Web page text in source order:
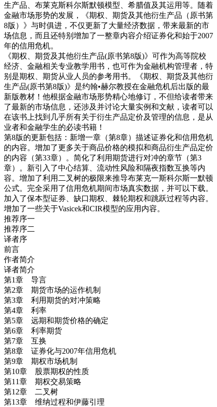
生产品、布莱克斯科尔斯默顿模型、希腊值及其运用等。随着
金融市场形势的发展，《期权、期货及其他衍生产品（原书第
8版）》与时俱进，不仅更新了大量经济数据，带来最新的市
场信息，而且还特别增加了一整章内容介绍证券化和始于2007
年的信用危机。
《期权、期货及其他衍生产品(原书第8版)》可作为高等院校
经济、金融相关专业教学用书，也可作为金融机构管理者，特
别是期权、期货从业人员的参考用书。《期权、期货及其他衍
生产品(原书第8版)》是约翰•赫尔教授在金融危机后出版的最
新版教材！他根据金融市场形势精心地修订，不但给读者带来
了最新的市场信息，还涉及并讨论大量实例和文献，读者可以
在该书上找到几乎所有关于衍生产品定价及管理的信息，是从
业者和金融学生的必读书籍！
第8版的更新包括：新增一章（第8章）描述证券化和信用危机
的内容。增加了更多关于商品价格的模拟和商品衍生产品定价
的内容（第33章）。简化了利用期货进行对冲的章节（第3
章）。新引入了中心结算、流动性风险和隔夜指数互换等内
容。增加了利用二叉树的极限来推导布莱克一斯科尔斯一默顿
公式。完全采用了信用危机期间市场真实数据，并可以下载。
加入了保本型证券、缺口期权、棘轮期权和跳跃过程等内容。
增加了一些关于Vasicek和CIR模型的应用内容。
推荐序一
推荐序二
译者序
前言
作者简介
译者简介
第1章 导言
第2章 期货市场的运作机制
第3章 利用期货的对冲策略
第4章 利率
第5章 远期和期货价格的确定
第6章 利率期货
第7章 互换
第8章 证券化与2007年信用危机
第9章 期权市场机制
第10章 股票期权的性质
第11章 期权交易策略
第12章 二叉树
第13章 维纳过程和伊藤引理